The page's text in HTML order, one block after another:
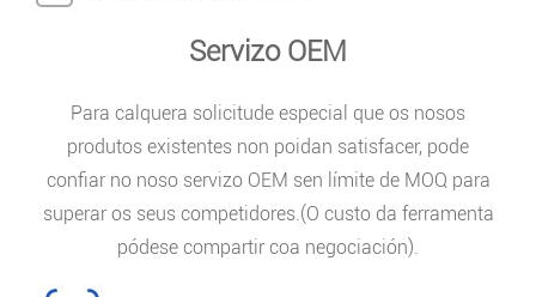
Servizo OEM
Para calquera solicitude especial que os nosos
produtos existentes non poidan satisfacer, pode
confiar no noso servizo OEM sen límite de MOQ para
superar os seus competidores.(O custo da ferramenta
pódese compartir coa negociación).